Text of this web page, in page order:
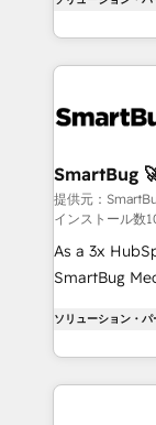
ード受賞・
状整理の壁打
せください。
unlock
intelligence
action and
accreditations
Operating
and
revenue velocity. 🚀 GTM Strategy &
stalling
Scalable
across all
Accreditations. AI-Powered RevOps:
custom AI
total reporting clarity. Security &
security. 🏆 Why Bluleadz? GTM OS Partner | 16+
Years
SmartBug
Experts
提供元：
インストール数
As a 3x
SmartBug
includes
Software)
making this
ソリューション・パ